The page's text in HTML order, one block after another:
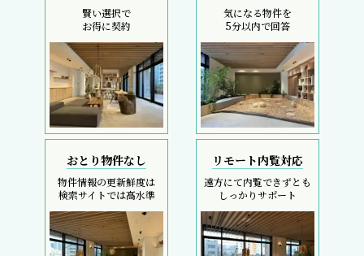
賢い選択で
お得に契約
気になる物件を
5分以内で回答
おとり物件なし
物件情報の更新鮮度は
検索サイトでは高水準
リモート内覧対応
遠方にて内覧できずとも
しっかりサポート